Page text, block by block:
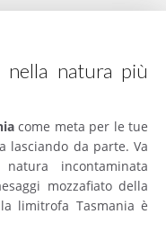
nella natura più
come meta per le tue
lasciando da parte. Va
incontaminata
mozzafiato della
limitrofa Tasmania è